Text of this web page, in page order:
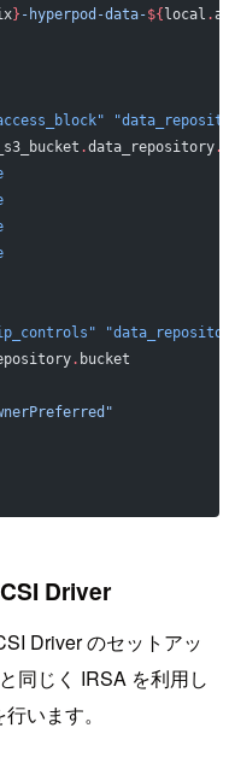
} -hyperpod-data-${ local .
.data_repository.
. bucket
Driver
Driver のセットアッ
同じく IRSA を利用し
います。